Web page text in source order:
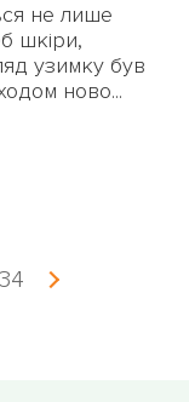
не лише
шкіри,
узимку був
ново...
34